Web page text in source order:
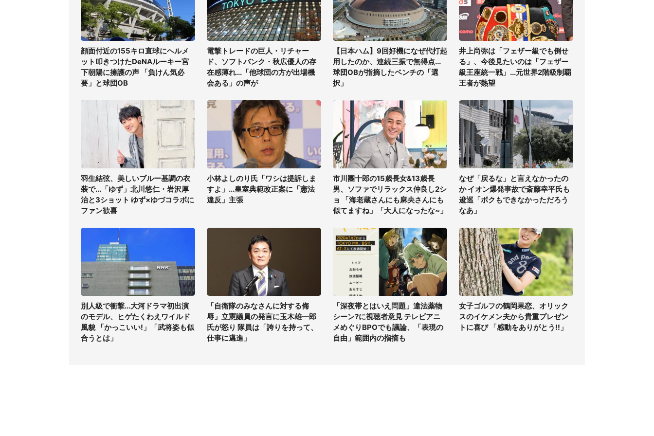
顔面付近の155キロ直球にヘルメ
ット叩きつけたDeNAルーキー宮
下朝陽に擁護の声 「負けん気必
要」と球団OB
電撃トレードの巨人・リチャー
ド、ソフトバンク・秋広優人の存
在感薄れ...「他球団の方が出場機
会ある」の声が
【日本ハム】9回好機になぜ代打起
用したのか、連続三振で無得点...
球団OBが指摘したベンチの「選
択」
井上尚弥は「フェザー級でも倒せ
る」、今後見たいのは「フェザー
級王座統一戦」...元世界2階級制覇
王者が熱望
羽生結弦、美しいブルー基調の衣
装で...「ゆず」北川悠仁・岩沢厚
治と3ショット ゆず×ゆづコラボに
ファン歓喜
小林よしのり氏「ワシは提訴しま
すよ」...皇室典範改正案に「憲法
違反」主張
市川團十郎の15歳長女&13歳長
男、ソファでリラックス仲良し2シ
ョ 「海老蔵さんにも麻央さんにも
似てますね」「大人になったな~」
なぜ「戻るな」と言えなかったの
か イオン爆発事故で斎藤幸平氏も
逡巡「ボクもできなかっただろう
なあ」
別人級で衝撃...大河ドラマ初出演
のモデル、ヒゲたくわえワイルド
風貌 「かっこいい!」「武将姿も似
合うとは」
「自衛隊のみなさんに対する侮
辱」立憲議員の発言に玉木雄一郎
氏が怒り 隊員は「誇りを持って、
仕事に邁進」
「深夜帯とはいえ問題」違法薬物
シーン?に視聴者意見 テレビアニ
メめぐりBPOでも議論、「表現の
自由」範囲内の指摘も
女子ゴルフの鶴岡果恋、オリック
スのイケメン夫から貴重プレゼン
トに喜び 「感動をありがとう!!」